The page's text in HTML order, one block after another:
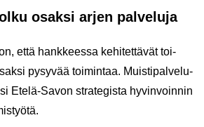
osak­si arjen pal­ve­lu­ja
että hank­kees­sa ke­hi­tet­tä­vät toi­
py­sy­vää toi­min­taa. Muis­ti­pal­ve­lu­
Etelä-​Savon stra­te­gis­ta hy­vin­voin­nin